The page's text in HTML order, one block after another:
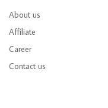
About us
Affiliate
Career
Contact us